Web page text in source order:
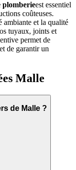
plomberieest essentiel
coûteuses.
ambiante et la qualité
tuyaux, joints et
permet de
de garantir un
Malle
de Malle ?